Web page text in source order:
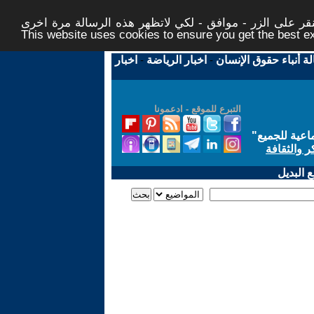
على الزر - موافق - لكي لاتظهر هذه الرسالة مرة اخرى -
This website uses cookies to ensure you get the best
أنباء حقوق الإنسان - اخبار الرياضة - اخبار
التبرع للموقع - ادعمونا
للجميع"
والثقافة
البديل